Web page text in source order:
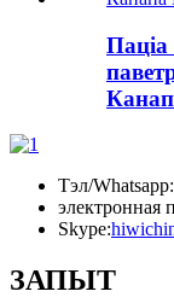
Тэл/Whatsapp:
электронная
Skype:
ЗАПЫТ